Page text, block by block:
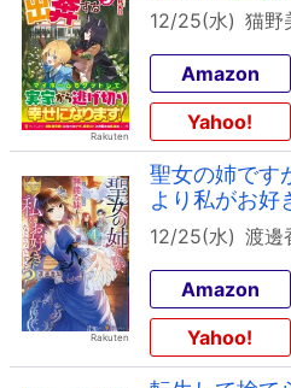
12/25(水) 猫野
Amazon
Yahoo!
聖女の姉です
より私がお好
12/25(水) 渡邊
Amazon
Yahoo!